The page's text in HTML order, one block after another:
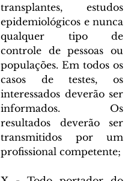
transplantes, estudos
epidemiológicos e nunca
qualquer tipo de
controle de pessoas ou
populações. Em todos os
casos de testes, os
interessados deverão ser
informados. Os
resultados deverão ser
transmitidos por um
profissional competente;